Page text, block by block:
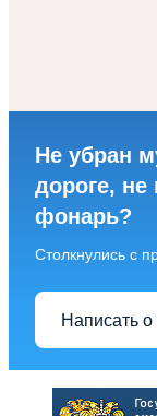
Не убран
дороге, не
фонарь?
Столкнулись с
Написать